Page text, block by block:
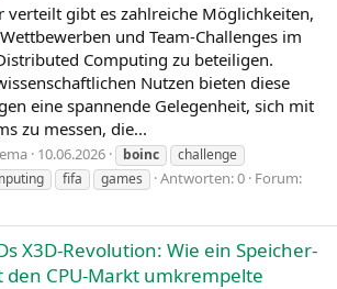
verteilt gibt es zahlreiche Möglichkeiten,
und Team-Challenges im
Computing zu beteiligen.
Nutzen bieten diese
eine spannende Gelegenheit, sich mit
zu messen, die...
10.06.2026 boinc
challenge
fifa games Antworten: 0 Forum:
X3D-Revolution: Wie ein Speicher-
den CPU-Markt umkrempelte